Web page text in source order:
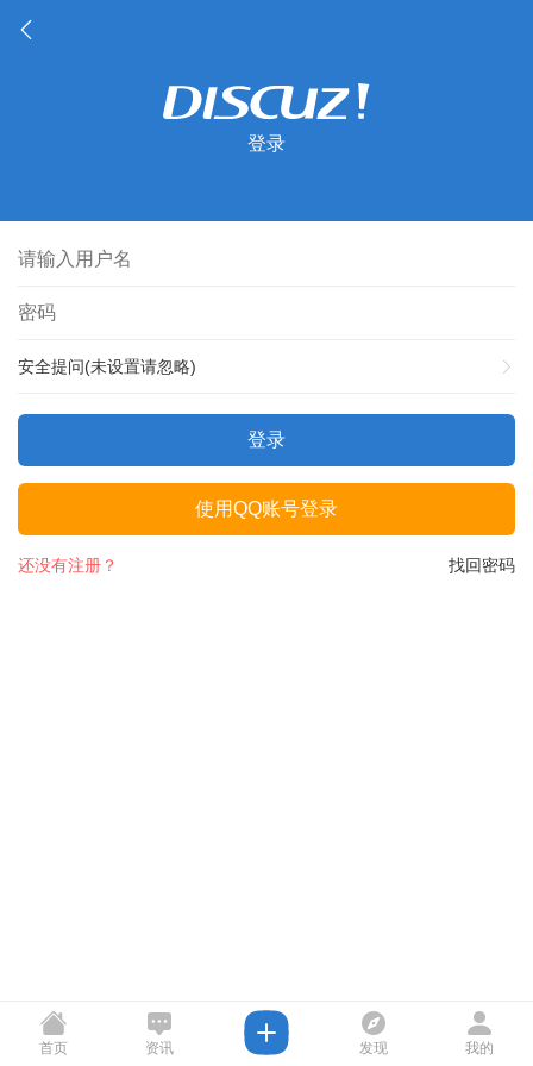
登录
安全提问(未设置请忽略)
登录
使用QQ账号登录
找回密码
还没有注册？
首页 资讯 发现 我的